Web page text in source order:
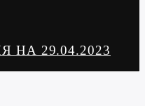
29.04.2023